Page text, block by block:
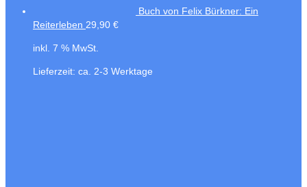
Buch von Felix Bürkner: Ein
Reiterleben 29,90 €
inkl. 7 % MwSt.
Lieferzeit: ca. 2-3 Werktage